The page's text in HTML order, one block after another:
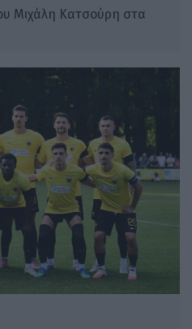
Μιχάλη Κατσούρη στα